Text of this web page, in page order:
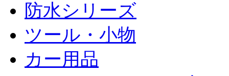
防水シリーズ
ツール・小物
カー用品